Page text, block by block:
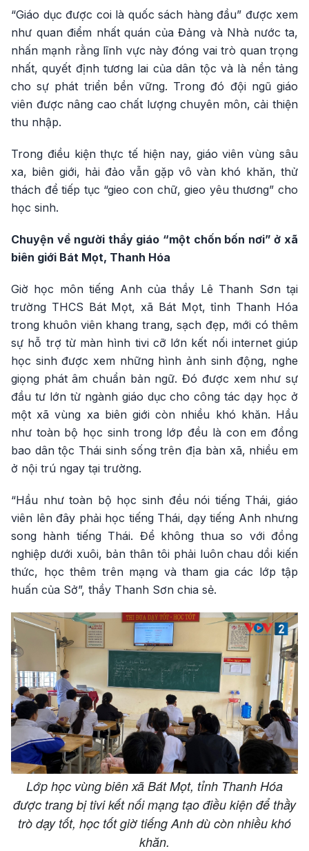
“Giáo dục được coi là quốc sách hàng đầu” được xem
như quan điểm nhất quán của Đảng và Nhà nước ta,
nhấn mạnh rằng lĩnh vực này đóng vai trò quan trọng
nhất, quyết định tương lai của dân tộc và là nền tảng
cho sự phát triển bền vững. Trong đó đội ngũ giáo
viên được nâng cao chất lượng chuyên môn, cải thiện
thu nhập.
Trong điều kiện thực tế hiện nay, giáo viên vùng sâu
xa, biên giới, hải đảo vẫn gặp vô vàn khó khăn, thử
thách để tiếp tục “gieo con chữ, gieo yêu thương” cho
học sinh.
Chuyện về người thầy giáo “một chốn bốn nơi” ở xã
biên giới Bát Mọt, Thanh Hóa
Giờ học môn tiếng Anh của thầy Lê Thanh Sơn tại
trường THCS Bát Mọt, xã Bát Mọt, tỉnh Thanh Hóa
trong khuôn viên khang trang, sạch đẹp, mới có thêm
sự hỗ trợ từ màn hình tivi cỡ lớn kết nối internet giúp
học sinh được xem những hình ảnh sinh động, nghe
giọng phát âm chuẩn bản ngữ. Đó được xem như sự
đầu tư lớn từ ngành giáo dục cho công tác dạy học ở
một xã vùng xa biên giới còn nhiều khó khăn. Hầu
như toàn bộ học sinh trong lớp đều là con em đồng
bao dân tộc Thái sinh sống trên địa bàn xã, nhiều em
ở nội trú ngay tại trường.
“Hầu như toàn bộ học sinh đều nói tiếng Thái, giáo
viên lên đây phải học tiếng Thái, dạy tiếng Anh nhưng
song hành tiếng Thái. Để không thua so với đồng
nghiệp dưới xuôi, bản thân tôi phải luôn chau dồi kiến
thức, học thêm trên mạng và tham gia các lớp tập
huấn của Sở”, thầy Thanh Sơn chia sẻ.
Lớp học vùng biên xã Bát Mọt, tỉnh Thanh Hóa
được trang bị tivi kết nối mạng tạo điều kiện để thầy
trò dạy tốt, học tốt giờ tiếng Anh dù còn nhiều khó
khăn.